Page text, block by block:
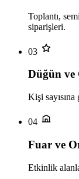
Toplantı,
siparişleri.
03
Düğün ve
Kişi
04
Fuar ve
Etkinlik